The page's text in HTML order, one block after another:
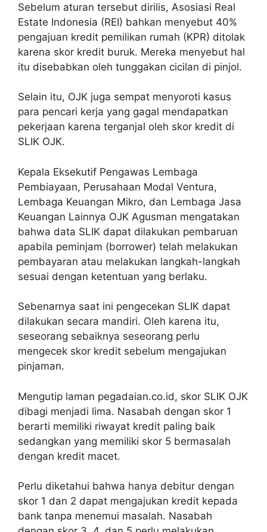
Sebelum aturan tersebut dirilis, Asosiasi Real
Estate Indonesia (REI) bahkan menyebut 40%
pengajuan kredit pemilikan rumah (KPR) ditolak
karena skor kredit buruk. Mereka menyebut hal
itu disebabkan oleh tunggakan cicilan di pinjol.
Selain itu, OJK juga sempat menyoroti kasus
para pencari kerja yang gagal mendapatkan
pekerjaan karena terganjal oleh skor kredit di
SLIK OJK.
Kepala Eksekutif Pengawas Lembaga
Pembiayaan, Perusahaan Modal Ventura,
Lembaga Keuangan Mikro, dan Lembaga Jasa
Keuangan Lainnya OJK Agusman mengatakan
bahwa data SLIK dapat dilakukan pembaruan
apabila peminjam (borrower) telah melakukan
pembayaran atau melakukan langkah-langkah
sesuai dengan ketentuan yang berlaku.
Sebenarnya saat ini pengecekan SLIK dapat
dilakukan secara mandiri. Oleh karena itu,
seseorang sebaiknya seseorang perlu
mengecek skor kredit sebelum mengajukan
pinjaman.
Mengutip laman pegadaian.co.id, skor SLIK OJK
dibagi menjadi lima. Nasabah dengan skor 1
berarti memiliki riwayat kredit paling baik
sedangkan yang memiliki skor 5 bermasalah
dengan kredit macet.
Perlu diketahui bahwa hanya debitur dengan
skor 1 dan 2 dapat mengajukan kredit kepada
bank tanpa menemui masalah. Nasabah